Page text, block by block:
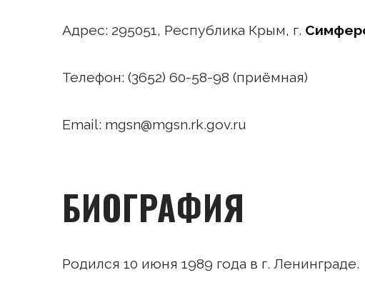
Адрес: 295051, Республика Крым, г.
Телефон: (3652) 60-58-98 (приёмная)
Email: mgsn@mgsn.rk.gov.ru
БИОГРАФИЯ
Родился 10 июня 1989 года в г. Ленинграде.